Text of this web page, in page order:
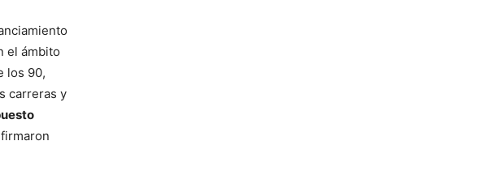
el ámbito
los 90,
carreras y